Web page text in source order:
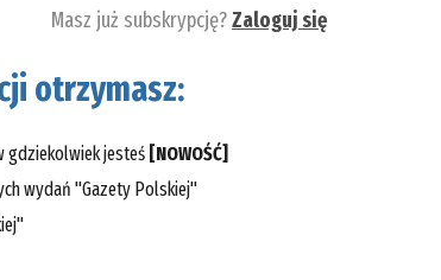
Masz już subskrypcję?Zaloguj się
otrzymasz:
gdziekolwiek jesteś [NOWOŚĆ]
wydań "Gazety Polskiej"